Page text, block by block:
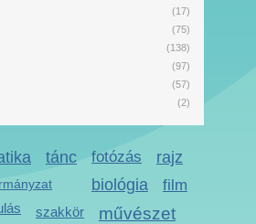
(17)
(75)
(138)
(97)
(57)
(2)
tánc fotózás
biológia
szakkör
rajz
művészet
film